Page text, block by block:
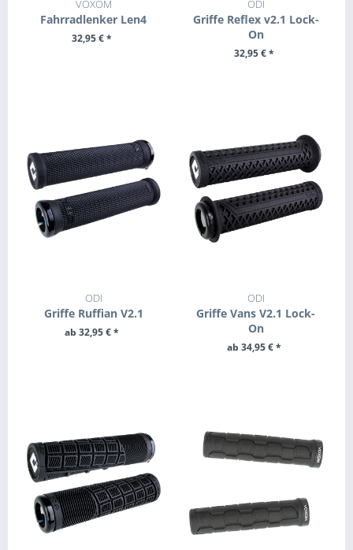
VOXOM
Fahrradlenker Len4
32,95 € *
ODI
Griffe Reflex v2.1 Lock-
On
32,95 € *
ODI
Griffe Ruffian V2.1
ab 32,95 € *
ODI
Griffe Vans V2.1 Lock-
On
ab 34,95 € *